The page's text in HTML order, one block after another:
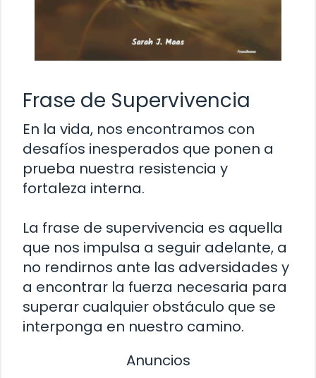
Frase de Supervivencia
En la vida, nos encontramos con
desafíos inesperados que ponen a
prueba nuestra resistencia y
fortaleza interna.
La frase de supervivencia es aquella
que nos impulsa a seguir adelante, a
no rendirnos ante las adversidades y
a encontrar la fuerza necesaria para
superar cualquier obstáculo que se
interponga en nuestro camino.
Anuncios